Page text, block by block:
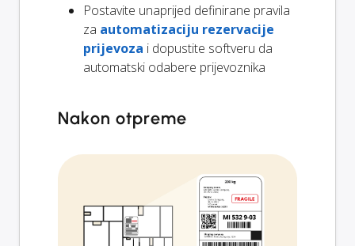
Postavite unaprijed definirane pravila
za automatizaciju rezervacije
prijevoza i dopustite softveru da
automatski odabere prijevoznika
Nakon otpreme